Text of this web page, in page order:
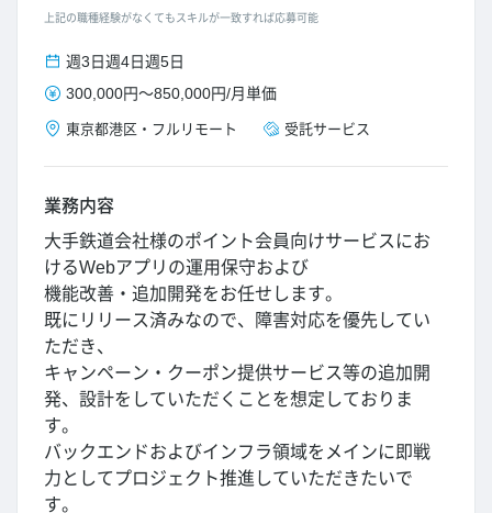
上記の職種経験がなくてもスキルが一致すれば応募可能
週3日週4日週5日
300,000円～850,000円/月単価
東京都港区 ・ フルリモート 受託サービス
業務内容
大手鉄道会社様のポイント会員向けサービスにお
けるWebアプリの運用保守および
機能改善・追加開発をお任せします。
既にリリース済みなので、障害対応を優先してい
ただき、
キャンペーン・クーポン提供サービス等の追加開
発、設計をしていただくことを想定しておりま
す。
バックエンドおよびインフラ領域をメインに即戦
力としてプロジェクト推進していただきたいで
す。